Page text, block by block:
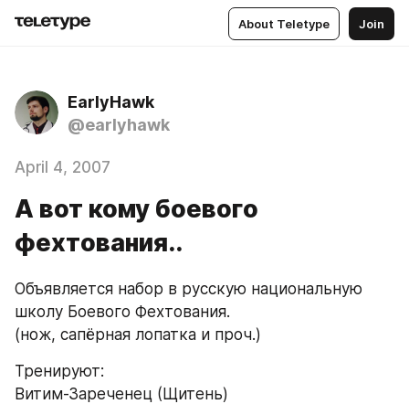
About Teletype Join
EarlyHawk
@earlyhawk
April 4, 2007
А вот кому боевого
фехтования..
Объявляется набор в русскую национальную
школу Боевого Фехтования.
(нож, сапёрная лопатка и проч.)
Тренируют:
Витим-Зареченец (Щитень)